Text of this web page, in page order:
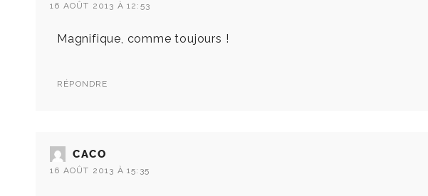
16 AOÛT 2013 À 12:53
Magnifique, comme toujours !
RÉPONDRE
CACO
16 AOÛT 2013 À 15:35